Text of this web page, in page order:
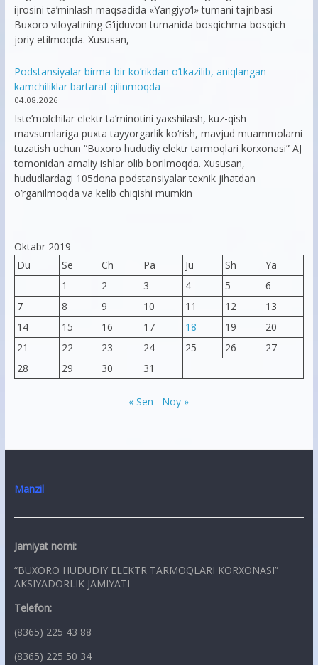
ijrosini ta’minlash maqsadida «Yangiyo‘l» tumani tajribasi
Buxoro viloyatining G‘ijduvon tumanida bosqichma-bosqich
joriy etilmoqda. Xususan,
Podstansiyalar birma-bir ko’rikdan o’tkazilib, aniqlangan
kamchiliklar bartaraf qilinmoqda
04.08.2026
Iste’molchilar elektr ta’minotini yaxshilash, kuz-qish
mavsumlariga puxta tayyorgarlik ko‘rish, mavjud muammolarni
tuzatish uchun “Buxoro hududiy elektr tarmoqlari korxonasi” AJ
tomonidan amaliy ishlar olib borilmoqda. Xususan,
hududlardagi 105dona podstansiyalar texnik jihatdan
o’rganilmoqda va kelib chiqishi mumkin
Oktabr 2019
Du
Se Ch Pa Ju Sh
Ya
1
2 3 4 5
6
7
8 9 10 11 12
13
14
15 16 17 18 19
20
21
22 23 24 25 26
27
28
29 30 31
« Sen Noy »
Manzil
Jamiyat nomi:
“BUXORO HUDUDIY ELEKTR TARMOQLARI KORXONASI”
AKSIYADORLIK JAMIYATI
Telefon:
(8365) 225 43 88
(8365) 225 50 34